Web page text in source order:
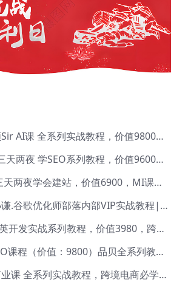
新版米课.颜Sir AI课 全系列实战教程，价值9800，跨境首选！【Ag-0052】
米课.颜Sir 三天两夜 学SEO系列教程，价值9600元，跨境人都在学 【Ag-0056】
米课.颜Sir三天两夜学会建站，价值6900，MI课甄选课程 【Ag-0055】
2026同款孙谦.谷歌优化师部落内部VIP实战教程|价值4999元全网独家解码（官方报名版本）【@034】
米课毅冰领英开发实战系列教程，价值3980，跨境必选【Ag-0049】
曾亮品贝SEO课程（价值：9800）品贝全系列教程 【Ab-0022】
米课.老华商业课 全系列实战教程，跨境电商必学，价值16900元【Ag-0053】